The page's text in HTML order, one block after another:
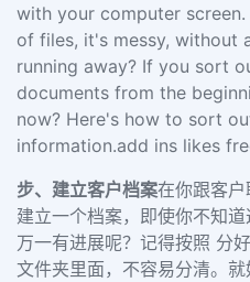
with your computer
of files, it's messy, without
running away? If you sort
documents from the
now? Here's how to sort
information.add ins likes
步、建立客户档案在你跟客
建立一个档案，即使你不知道
万一有进展呢？记得按照 分
文件夹里面，不容易分清。